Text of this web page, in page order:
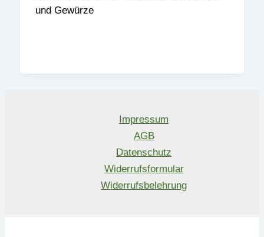
und Gewürze
Impressum
AGB
Datenschutz
Widerrufsformular
Widerrufsbelehrung